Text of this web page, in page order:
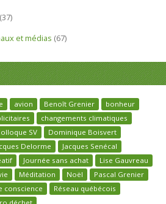
(37)
et médias (67)
avion Benoît Grenier
bonheur
changements climatiques
SV
Dominique Boisvert
Delorme
Jacques Senécal
Journée sans achat
Lise Gauvreau
Méditation Noël
Pascal Grenier
conscience
Réseau québécois